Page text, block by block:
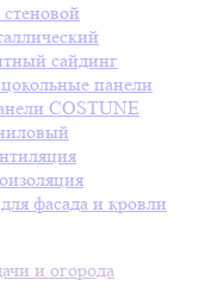
сайдинг
панели
COSTUNE
фасада и кровли
и огорода